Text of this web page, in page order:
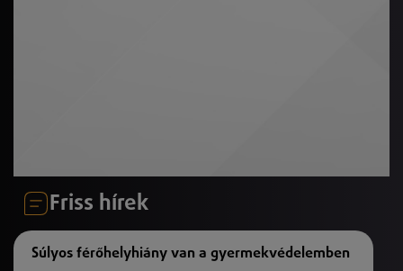
Friss hírek
Súlyos férőhelyhiány van a gyermekvédelemben